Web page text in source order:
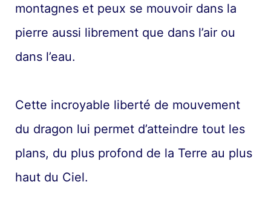
montagnes et peux se mouvoir dans la
pierre aussi librement que dans l’air ou
dans l’eau.
Cette incroyable liberté de mouvement
du dragon lui permet d’atteindre tout les
plans, du plus profond de la Terre au plus
haut du Ciel.